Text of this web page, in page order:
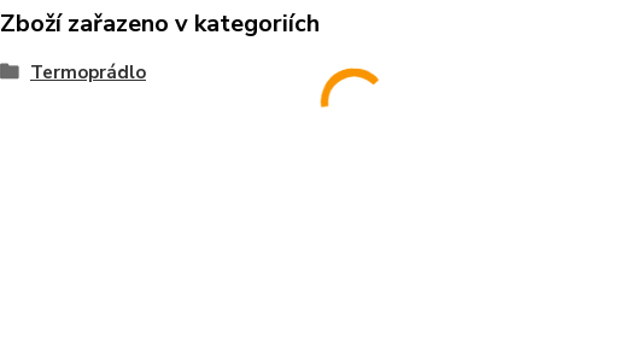
Zboží zařazeno v kategoriích
Termoprádlo